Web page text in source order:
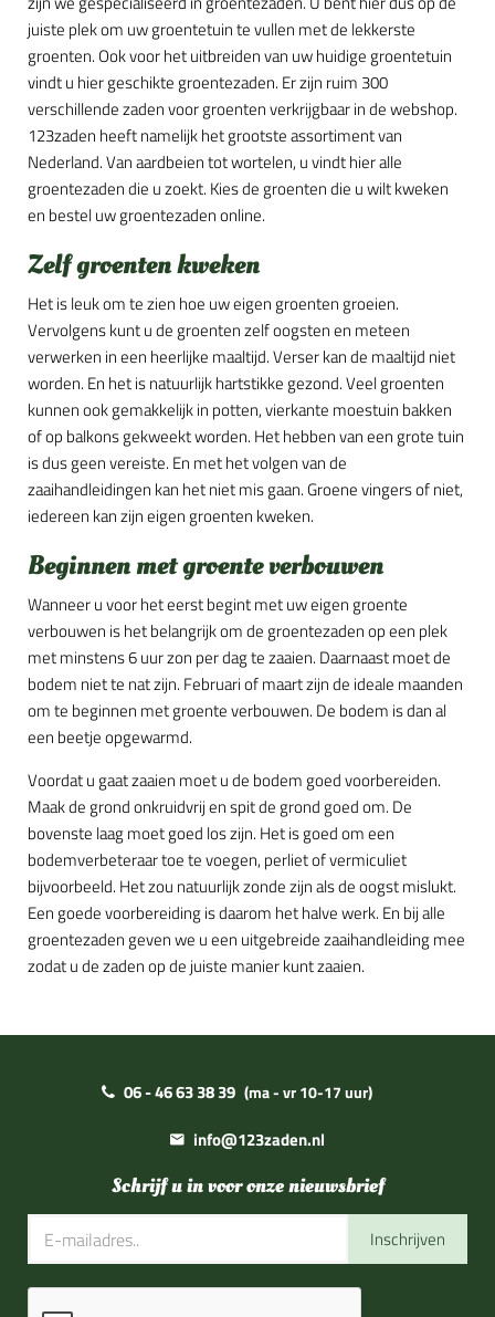
juiste plek om uw groentetuin te vullen met de lekkerste
groenten. Ook voor het uitbreiden van uw huidige groentetuin
vindt u hier geschikte groentezaden. Er zijn ruim 300
verschillende zaden voor groenten verkrijgbaar in de webshop.
123zaden heeft namelijk het grootste assortiment van
Nederland. Van aardbeien tot wortelen, u vindt hier alle
groentezaden die u zoekt. Kies de groenten die u wilt kweken
en bestel uw groentezaden online.
Zelf groenten kweken
Het is leuk om te zien hoe uw eigen groenten groeien.
Vervolgens kunt u de groenten zelf oogsten en meteen
verwerken in een heerlijke maaltijd. Verser kan de maaltijd niet
worden. En het is natuurlijk hartstikke gezond. Veel groenten
kunnen ook gemakkelijk in potten, vierkante moestuin bakken
of op balkons gekweekt worden. Het hebben van een grote tuin
is dus geen vereiste. En met het volgen van de
zaaihandleidingen kan het niet mis gaan. Groene vingers of niet,
iedereen kan zijn eigen groenten kweken.
Beginnen met groente verbouwen
Wanneer u voor het eerst begint met uw eigen groente
verbouwen is het belangrijk om de groentezaden op een plek
met minstens 6 uur zon per dag te zaaien. Daarnaast moet de
bodem niet te nat zijn. Februari of maart zijn de ideale maanden
om te beginnen met groente verbouwen. De bodem is dan al
een beetje opgewarmd.
Voordat u gaat zaaien moet u de bodem goed voorbereiden.
Maak de grond onkruidvrij en spit de grond goed om. De
bovenste laag moet goed los zijn. Het is goed om een
bodemverbeteraar toe te voegen, perliet of vermiculiet
bijvoorbeeld. Het zou natuurlijk zonde zijn als de oogst mislukt.
Een goede voorbereiding is daarom het halve werk. En bij alle
groentezaden geven we u een uitgebreide zaaihandleiding mee
zodat u de zaden op de juiste manier kunt zaaien.
06 - 46 63 38 39 (ma - vr 10-17 uur)
info@123zaden.nl
Schrijf u in voor onze nieuwsbrief
Inschrijven